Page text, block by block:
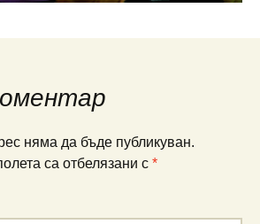
няма да бъде публикуван.
са отбелязани с *